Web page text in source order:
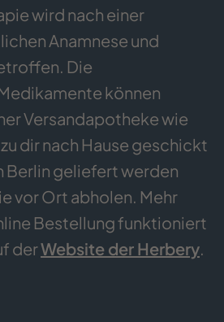
wird nach einer
Anamnese und
Die
können
Versandapotheke wie
zu dir nach Hause geschickt
Berlin geliefert werden
vor Ort abholen. Mehr
Bestellung funktioniert
derWebsite der Herbery.